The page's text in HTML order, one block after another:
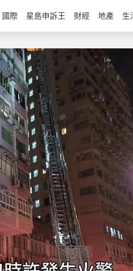
國際 星島申訴王 財經 地產 生